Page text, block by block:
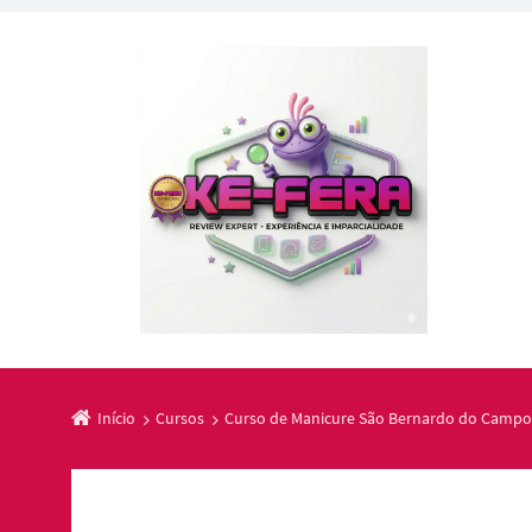
Início Cursos Curso de Manicure São Bernardo do